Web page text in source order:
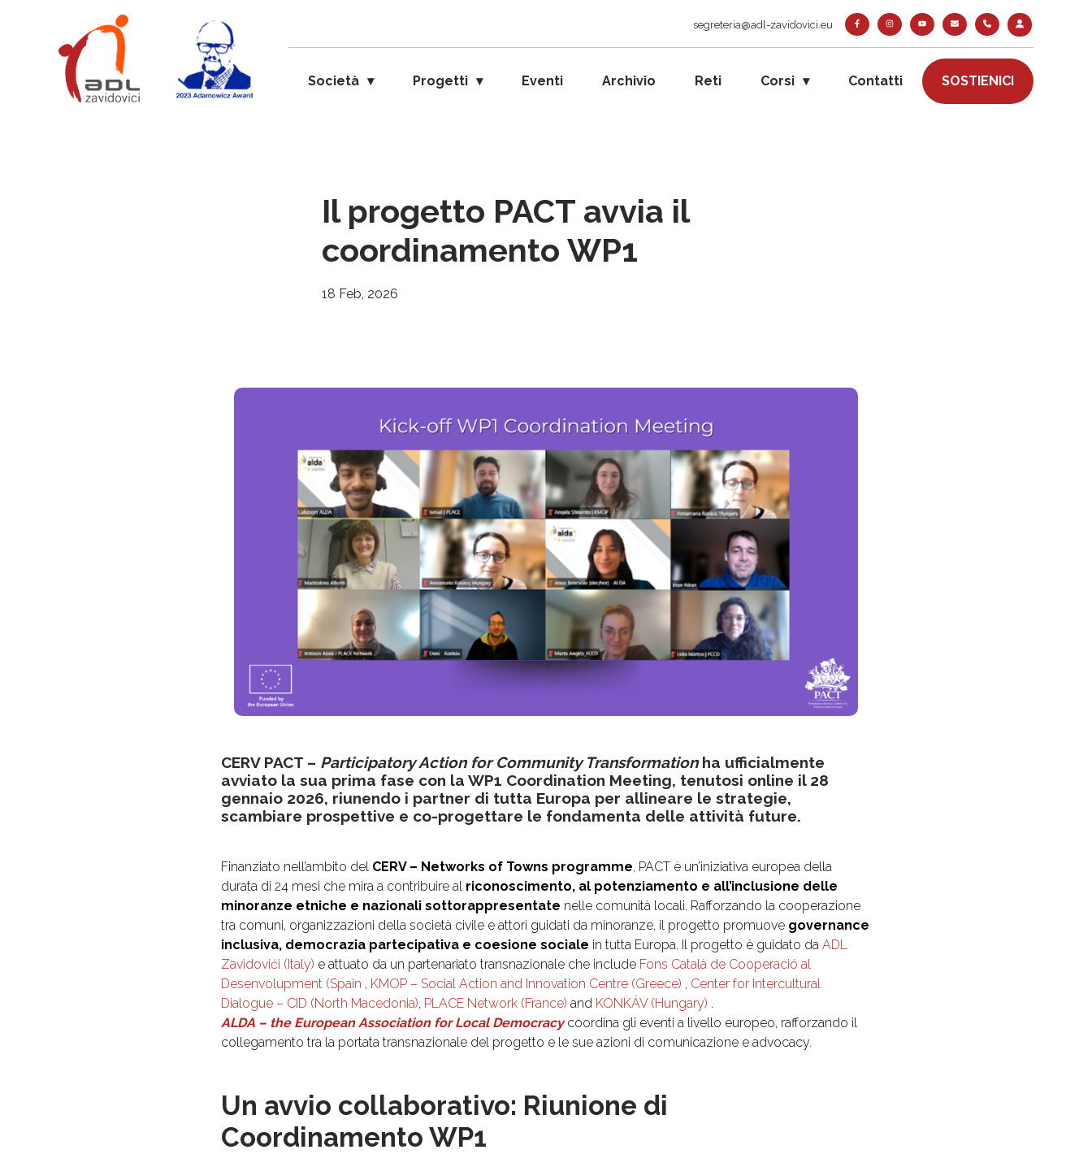
segreteria@adl-zavidovici.eu
Società Progetti Eventi Archivio Reti Corsi Contatti SOSTIENICI
Il progetto PACT avvia il
coordinamento WP1
18 Feb, 2026
CERV PACT – Participatory Action for Community Transformationha ufficialmente
avviato la sua prima fase con la WP1 Coordination Meeting, tenutosi online il 28
gennaio 2026, riunendo i partner di tutta Europa per allineare le strategie,
scambiare prospettive e co-progettare le fondamenta delle attività future.
Finanziato nell’ambito del CERV – Networks of Towns programme, PACT è un’iniziativa europea della
durata di 24 mesi che mira a contribuire al riconoscimento, al potenziamento e all’inclusione delle
minoranze etniche e nazionali sottorappresentate nelle comunità locali. Rafforzando la cooperazione
tra comuni, organizzazioni della società civile e attori guidati da minoranze, il progetto promuove governance
inclusiva, democrazia partecipativa e coesione sociale in tutta Europa. Il progetto è guidato da ADL
Zavidovići (Italy) e attuato da un partenariato transnazionale che include Fons Català de Cooperació al
Desenvolupment (Spain , KMOP – Social Action and Innovation Centre (Greece) , Center for Intercultural
Dialogue – CID (North Macedonia), PLACE Network (France) and KONKÁV (Hungary) .
ALDA – the European Association for Local Democracy coordina gli eventi a livello europeo, rafforzando il
collegamento tra la portata transnazionale del progetto e le sue azioni di comunicazione e advocacy.
Un avvio collaborativo: Riunione di
Coordinamento WP1